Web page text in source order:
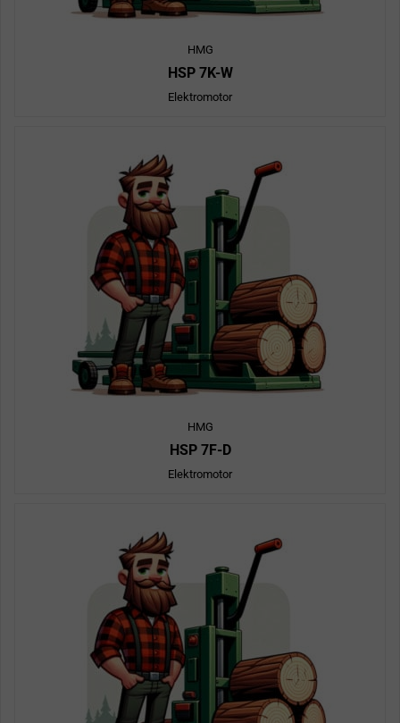
HMG
HSP 7K-W
Elektromotor
HMG
HSP 7F-D
Elektromotor